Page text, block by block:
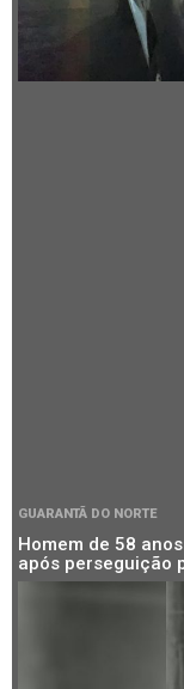
GUARANTÃ DO NORTE
Homem de 58
após perseguição